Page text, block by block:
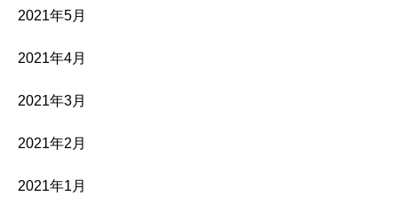
2021年5月
2021年4月
2021年3月
2021年2月
2021年1月